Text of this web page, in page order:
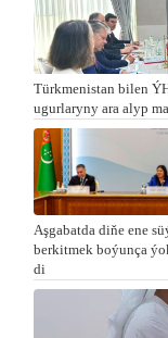
Türkmenistan bilen
ugurlaryny ara alyp
Aşgabatda di­ňe ene
ber­kit­mek bo­ýun­ça
di